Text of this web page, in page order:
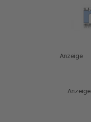
Anzeige
Anzeige